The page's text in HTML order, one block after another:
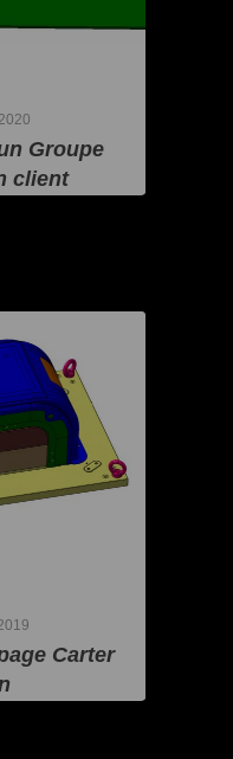
Groupe
client
Carter